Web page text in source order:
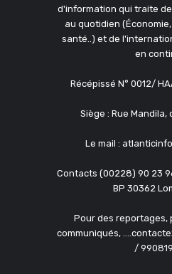
d'information qui traite
au quotidien
santé..) et de
en
Récépissé N° 0012/
Siège : Rue
Le mail :
Contacts (00228) 90 23
BP 30362
Pour des reportages,
communiqués,
/